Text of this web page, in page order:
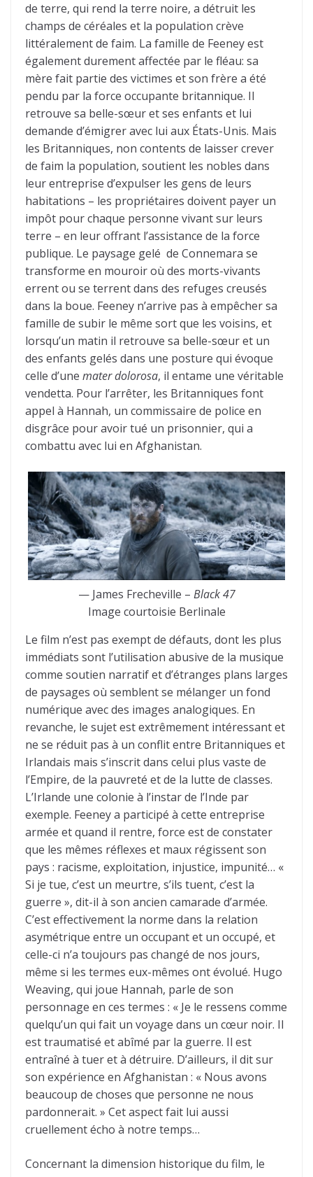
de terre, qui rend la terre noire, a détruit les
champs de céréales et la population crève
littéralement de faim. La famille de Feeney est
également durement affectée par le fléau: sa
mère fait partie des victimes et son frère a été
pendu par la force occupante britannique. Il
retrouve sa belle-sœur et ses enfants et lui
demande d’émigrer avec lui aux États-Unis. Mais
les Britanniques, non contents de laisser crever
de faim la population, soutient les nobles dans
leur entreprise d’expulser les gens de leurs
habitations – les propriétaires doivent payer un
impôt pour chaque personne vivant sur leurs
terre – en leur offrant l’assistance de la force
publique. Le paysage gelé de Connemara se
transforme en mouroir où des morts-vivants
errent ou se terrent dans des refuges creusés
dans la boue. Feeney n’arrive pas à empêcher sa
famille de subir le même sort que les voisins, et
lorsqu’un matin il retrouve sa belle-sœur et un
des enfants gelés dans une posture qui évoque
celle d’une mater dolorosa, il entame une véritable
vendetta. Pour l’arrêter, les Britanniques font
appel à Hannah, un commissaire de police en
disgrâce pour avoir tué un prisonnier, qui a
combattu avec lui en Afghanistan.
— James Frecheville – Black 47
Image courtoisie Berlinale
Le film n’est pas exempt de défauts, dont les plus
immédiats sont l’utilisation abusive de la musique
comme soutien narratif et d’étranges plans larges
de paysages où semblent se mélanger un fond
numérique avec des images analogiques. En
revanche, le sujet est extrêmement intéressant et
ne se réduit pas à un conflit entre Britanniques et
Irlandais mais s’inscrit dans celui plus vaste de
l’Empire, de la pauvreté et de la lutte de classes.
L’Irlande une colonie à l’instar de l’Inde par
exemple. Feeney a participé à cette entreprise
armée et quand il rentre, force est de constater
que les mêmes réflexes et maux régissent son
pays : racisme, exploitation, injustice, impunité… «
Si je tue, c’est un meurtre, s’ils tuent, c’est la
guerre », dit-il à son ancien camarade d’armée.
C’est effectivement la norme dans la relation
asymétrique entre un occupant et un occupé, et
celle-ci n’a toujours pas changé de nos jours,
même si les termes eux-mêmes ont évolué. Hugo
Weaving, qui joue Hannah, parle de son
personnage en ces termes : « Je le ressens comme
quelqu’un qui fait un voyage dans un cœur noir. Il
est traumatisé et abîmé par la guerre. Il est
entraîné à tuer et à détruire. D’ailleurs, il dit sur
son expérience en Afghanistan : « Nous avons
beaucoup de choses que personne ne nous
pardonnerait. » Cet aspect fait lui aussi
cruellement écho à notre temps…
Concernant la dimension historique du film, le